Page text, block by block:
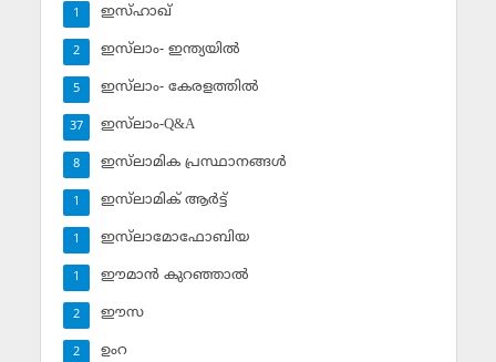
ഇസ്ഹാഖ്‌
1
ഇസ്‌ലാം- ഇന്ത്യയില്‍
2
ഇസ്‌ലാം- കേരളത്തില്‍
5
ഇസ്‌ലാം-Q&A
37
ഇസ്‌ലാമിക പ്രസ്ഥാനങ്ങള്‍
8
ഇസ്‌ലാമിക് ആര്‍ട്ട്
1
ഇസ്‌ലാമോഫോബിയ
1
ഈമാന്‍ കുറഞ്ഞാല്‍
1
ഈസ
2
ഉംറ
2